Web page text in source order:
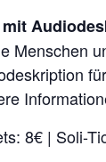
Menschen
8€ | Soli-